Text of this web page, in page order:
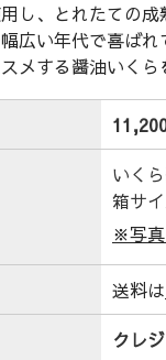
し、とれたての
広い年代で喜ばれ
メする醤油いくら
いく
箱サ
※写真
送料は
クレ